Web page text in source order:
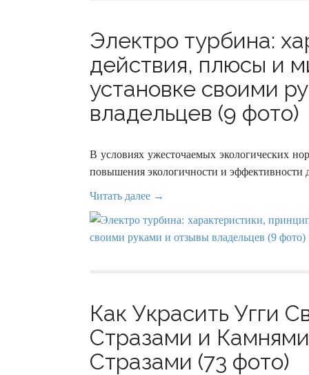
Электро турбина:
действия, плюсы и
установке своими
владельцев (9 фото)
В условиях ужесточаемых экологических
повышения экологичности и эффективности
Читать далее →
Как Украсить Угги
Стразами и
Стразами (73 фото)